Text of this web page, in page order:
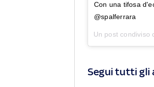
Con una tifosa
@spalferrara
Un post condiviso
Segui tutti gli